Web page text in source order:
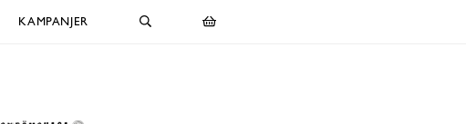
KAMPANJER